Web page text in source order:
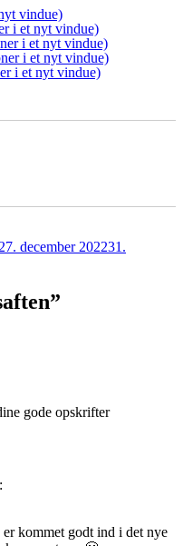
vindue)
i et nyt vindue)
i et nyt vindue)
i et nyt vindue)
i et nyt vindue)
27. december 202231.
gode opskrifter
kommet godt ind i det nye